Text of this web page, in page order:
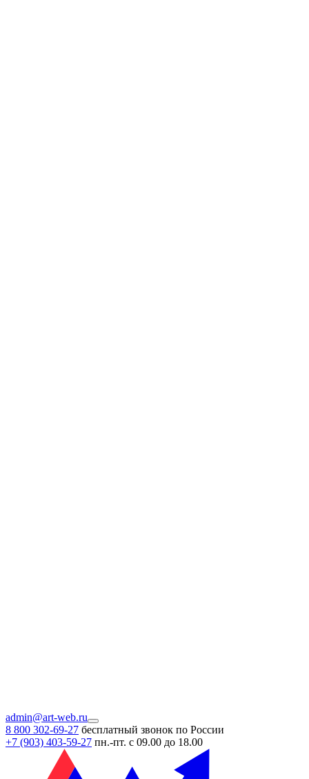
admin@art-web.ru
8 800 302-69-27 бесплатный звонок по России
+7 (903) 403-59-27 пн.-пт. с 09.00 до 18.00